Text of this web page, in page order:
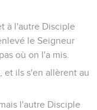
à l'autre Disciple
le Seigneur
où on l'a mis.
et ils s'en allèrent au
l'autre Disciple